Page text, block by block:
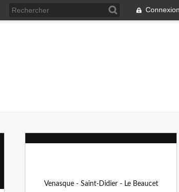
Connexion
Venasque - Saint-Didier - Le Beaucet